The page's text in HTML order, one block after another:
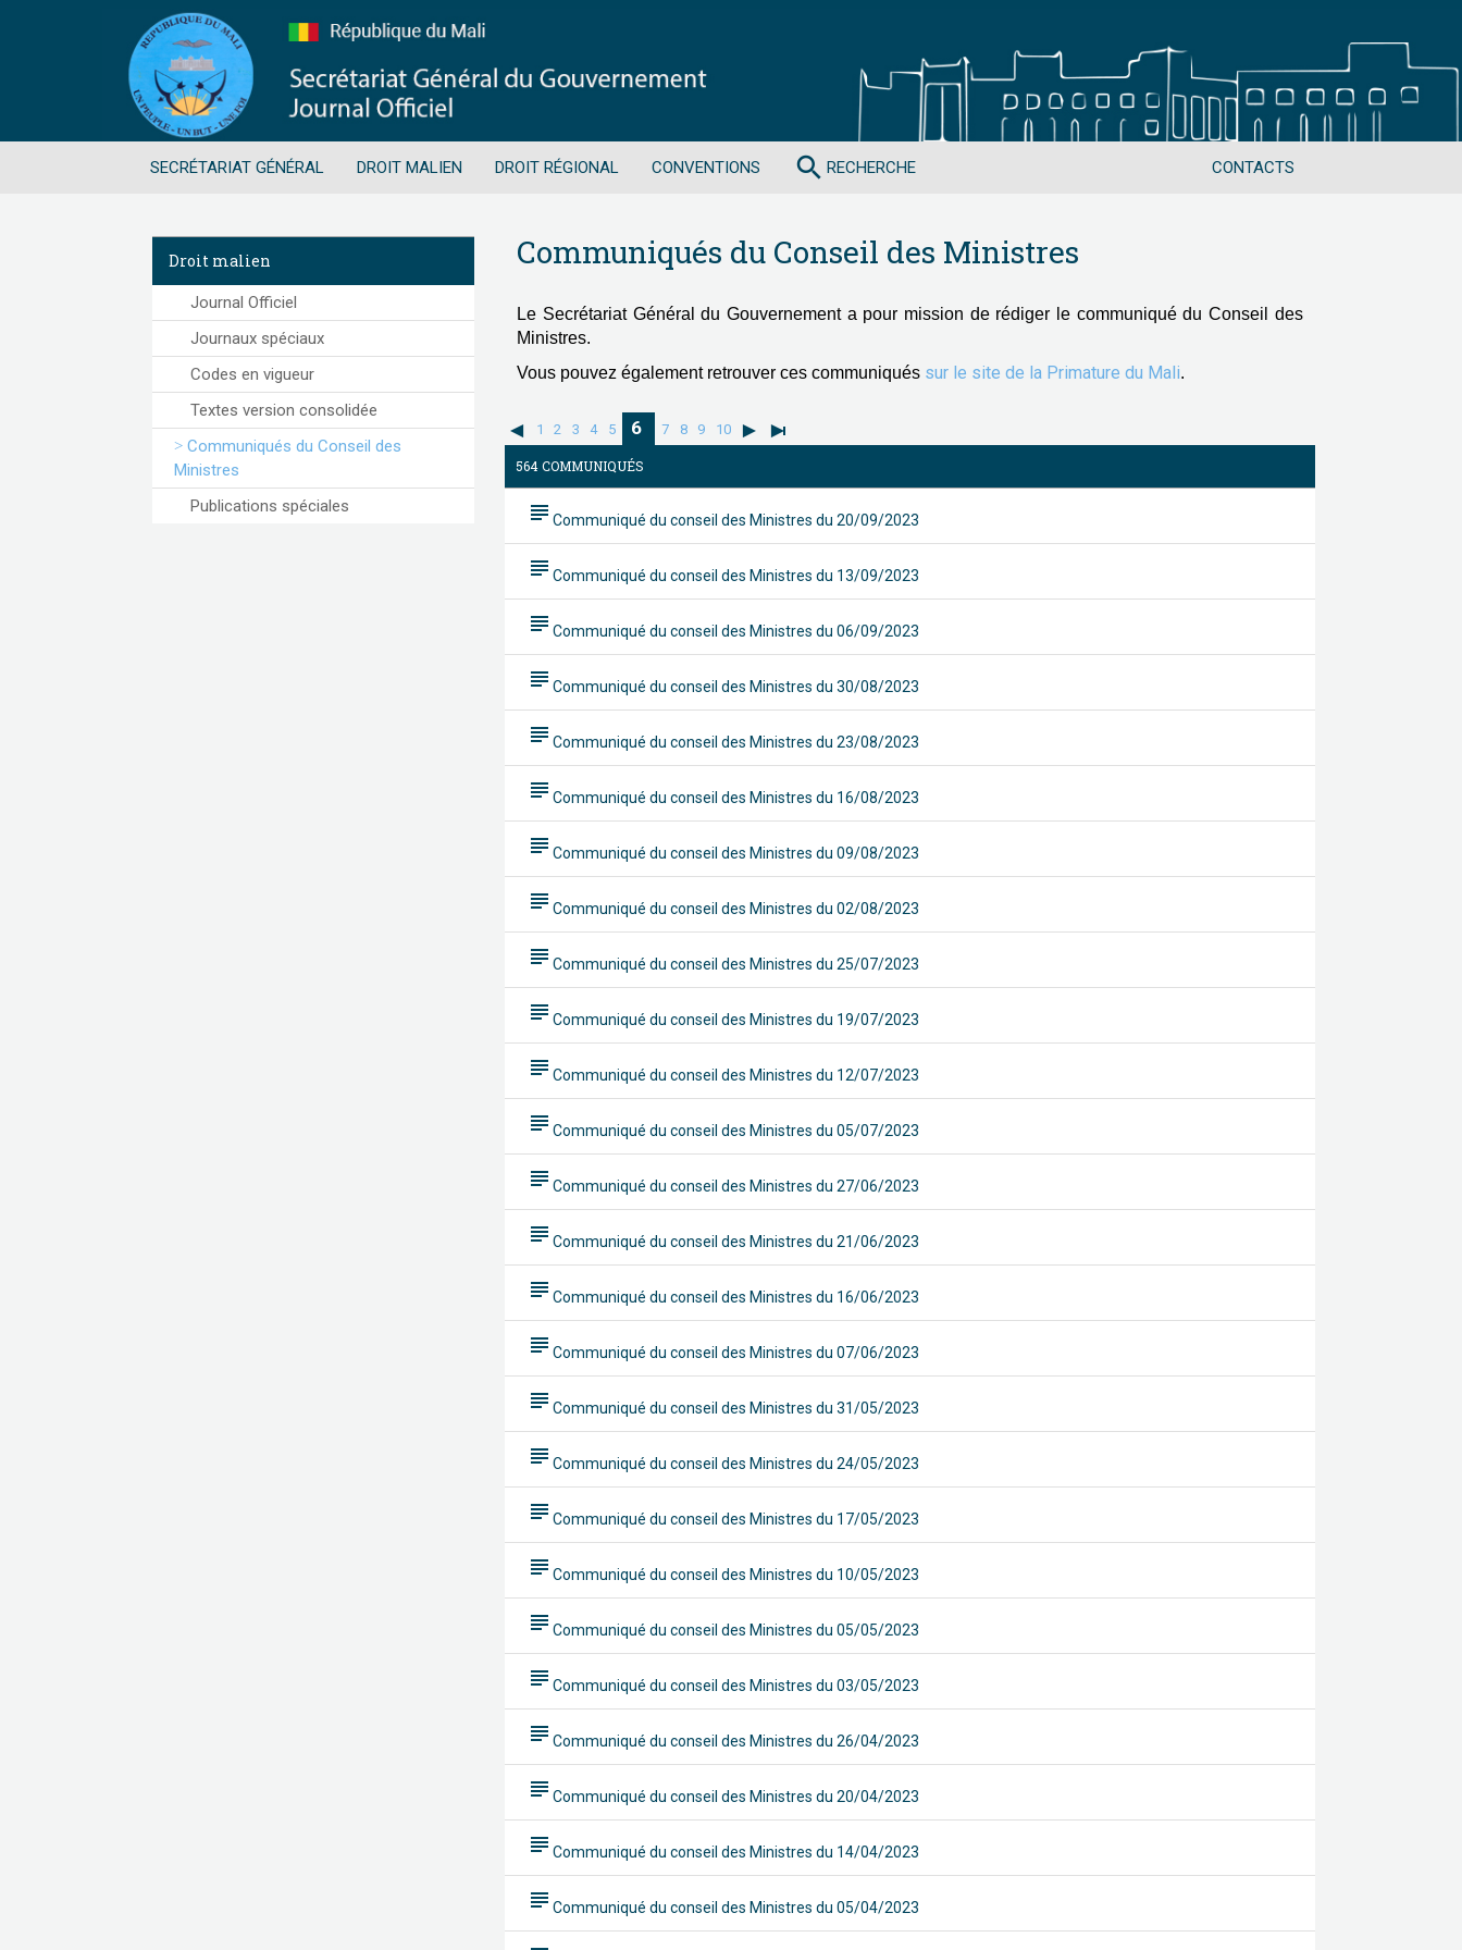
SECRÉTARIAT GÉNÉRAL DROIT MALIEN DROIT RÉGIONAL CONVENTIONS CONTACTS
search RECHERCHE
Droit malien
Journal Officiel
Journaux spéciaux
Codes en vigueur
Textes version consolidée
Communiqués du Conseil des
Ministres
Publications spéciales
Communiqués du Conseil des Ministres
Le Secrétariat Général du Gouvernement a pour mission de rédiger le communiqué du Conseil des
Ministres.
Vous pouvez également retrouver ces communiqués sur le site de la Primature du Mali.
1 2 3 4 5 6 7 8 9 10
564 COMMUNIQUÉS
subject Communiqué du conseil des Ministres du 20/09/2023
subject Communiqué du conseil des Ministres du 13/09/2023
subject Communiqué du conseil des Ministres du 06/09/2023
subject Communiqué du conseil des Ministres du 30/08/2023
subject Communiqué du conseil des Ministres du 23/08/2023
subject Communiqué du conseil des Ministres du 16/08/2023
subject Communiqué du conseil des Ministres du 09/08/2023
subject Communiqué du conseil des Ministres du 02/08/2023
subject Communiqué du conseil des Ministres du 25/07/2023
subject Communiqué du conseil des Ministres du 19/07/2023
subject Communiqué du conseil des Ministres du 12/07/2023
subject Communiqué du conseil des Ministres du 05/07/2023
subject Communiqué du conseil des Ministres du 27/06/2023
subject Communiqué du conseil des Ministres du 21/06/2023
subject Communiqué du conseil des Ministres du 16/06/2023
subject Communiqué du conseil des Ministres du 07/06/2023
subject Communiqué du conseil des Ministres du 31/05/2023
subject Communiqué du conseil des Ministres du 24/05/2023
subject Communiqué du conseil des Ministres du 17/05/2023
subject Communiqué du conseil des Ministres du 10/05/2023
subject Communiqué du conseil des Ministres du 05/05/2023
subject Communiqué du conseil des Ministres du 03/05/2023
subject Communiqué du conseil des Ministres du 26/04/2023
subject Communiqué du conseil des Ministres du 20/04/2023
subject Communiqué du conseil des Ministres du 14/04/2023
subject Communiqué du conseil des Ministres du 05/04/2023